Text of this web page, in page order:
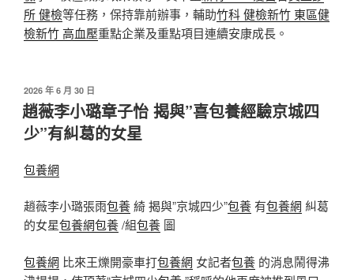
所 健檢等任務，保持靠前辦事，輔助竹科 健檢新竹 東區健
檢新竹 高血壓重點企業及重點項目連續安康成長。
發
佈
於
2026 年 6 月 30 日
趙薇李小璐章子怡 揭與”喜包養經驗京城四
少”有糾葛的女星
包養網
趙薇李小璐張雨包養綺 揭與”京城四少”包養有包養網 糾葛
的女星包養網包養/組包養 圖
包養網 比來王爍開豪車打包養網 女記者包養 的消息鬧得沸